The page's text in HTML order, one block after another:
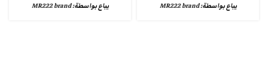
يباع بواسطة:MR222 brand يباع بواسطة:MR222 brand